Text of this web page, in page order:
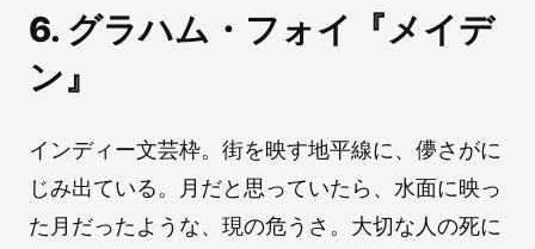
6. グラハム・フォイ『メイデ
ン』
インディー文芸枠。街を映す地平線に、儚さがに
じみ出ている。月だと思っていたら、水面に映っ
た月だったような、現の危うさ。大切な人の死に